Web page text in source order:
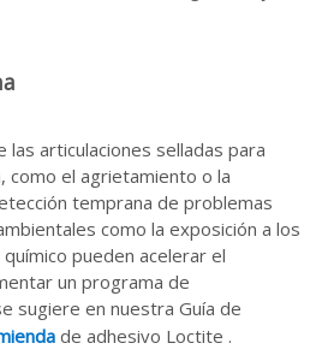
las articulaciones selladas para
como el agrietamiento o la
temprana de problemas
como la exposición a los
pueden acelerar el
un programa de
sugiere en nuestra Guía de
de adhesivo Loctite .